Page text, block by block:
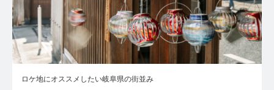
ロケ地にオススメしたい岐阜県の街並み